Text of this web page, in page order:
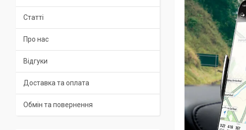
Статті
Про нас
Відгуки
Доставка та оплата
Обмін та повернення